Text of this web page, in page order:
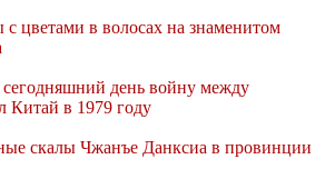
цветами в волосах на знаменитом
день войну между
Китай в 1979 году
скалы Чжанъе Данксиа в провинции